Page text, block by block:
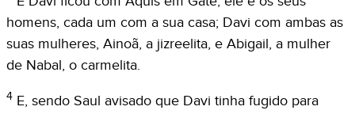
homens, cada um com a sua casa; Davi com ambas as
suas mulheres, Ainoã, a jizreelita, e Abigail, a mulher
de Nabal, o carmelita.
4 E, sendo Saul avisado que Davi tinha fugido para